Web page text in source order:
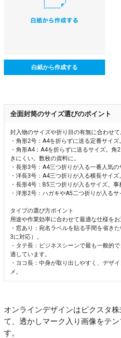
白紙から作成する
全面封筒のサイズ選びのポイント
封入物のサイズや折り目の有無に合わせて
・角形2号：A4を折らずに送る定番サイズ
・角形A4：A4を折らずに送るサイズ。
きにくい。数枚の資料に。
・長形3号：A4三つ折りが入る一番人気の
・洋長3号：A4三つ折りが入る横長サイズ
・長形4号：B5三つ折りが入るサイズ。事
・洋形2号：ハガキやA5二つ折りが入るサ
タイプの選び方ポイント
用途や作業効率に合わせて最適な仕様をお
・窓あり：宛名ラベルを貼る手間を省き
3に対応）。
・タテ長：ビジネスシーンで最も一般的
適しています。
・ヨコ長：中身が取り出しやすく、デザ
メ。
オンラインデザインはピクスタ
て、透かしマーク入り画像をテ
す。